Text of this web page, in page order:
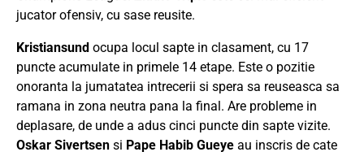
jucator ofensiv, cu sase reusite.
Kristiansund ocupa locul sapte in clasament, cu 17
puncte acumulate in primele 14 etape. Este o pozitie
onoranta la jumatatea intrecerii si spera sa reuseasca sa
ramana in zona neutra pana la final. Are probleme in
deplasare, de unde a adus cinci puncte din sapte vizite.
Oskar Sivertsen si Pape Habib Gueye au inscris de cate